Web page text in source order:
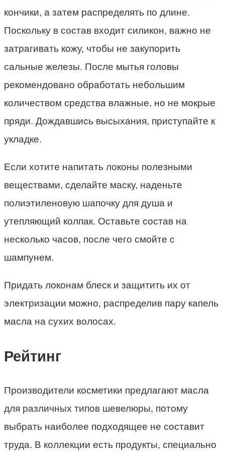
кончики, а затем распределять по длине.
Поскольку в состав входит силикон, важно не
затрагивать кожу, чтобы не закупорить
сальные железы. После мытья головы
рекомендовано обработать небольшим
количеством средства влажные, но не мокрые
пряди. Дождавшись высыхания, приступайте к
укладке.
Если хотите напитать локоны полезными
веществами, сделайте маску, наденьте
полиэтиленовую шапочку для душа и
утепляющий колпак. Оставьте состав на
несколько часов, после чего смойте с
шампунем.
Придать локонам блеск и защитить их от
электризации можно, распределив пару капель
масла на сухих волосах.
Рейтинг
Производители косметики предлагают масла
для различных типов шевелюры, потому
выбрать наиболее подходящее не составит
труда. В коллекции есть продукты, специально